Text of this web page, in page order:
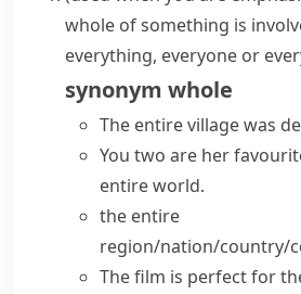
whole of something is
everything, everyone or
synonym whole
The entire village was
You two are her
entire world.
the entire
region/nation/country/
The film is perfect for